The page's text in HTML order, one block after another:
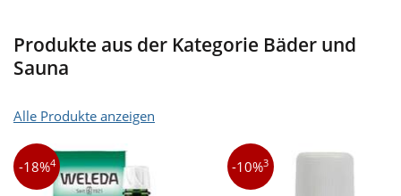
Produkte aus der Kategorie Bäder und
Sauna
Alle Produkte anzeigen
-18%4 -10%3